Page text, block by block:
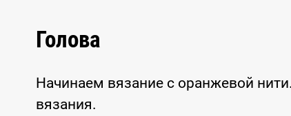
Голова
Начинаем вязание с оранжевой
вязания.